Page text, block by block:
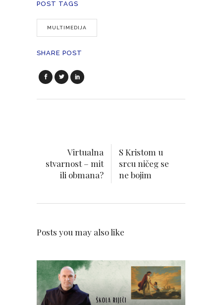
POST TAGS
MULTIMEDIJA
SHARE POST
Virtualna
stvarnost – mit
ili obmana?
S Kristom u
srcu ničeg se
ne bojim
Posts you may also like